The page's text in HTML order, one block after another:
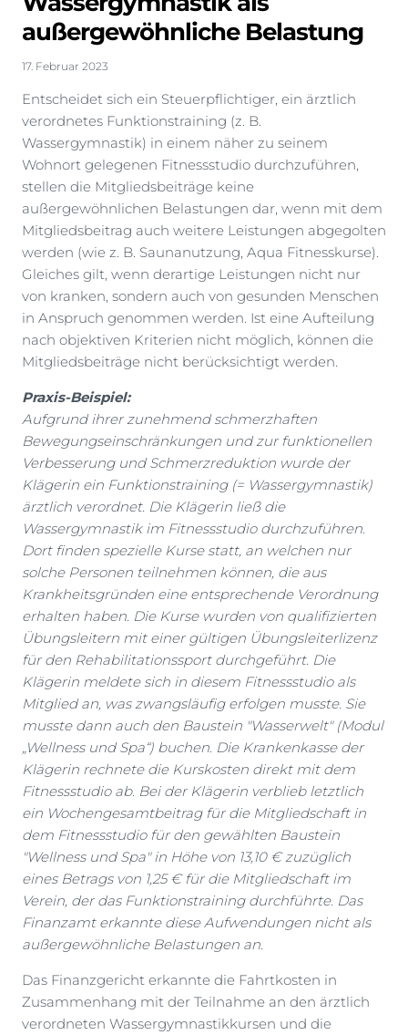
außergewöhnliche Belastung
17. Februar 2023
Entscheidet sich ein Steuerpflichtiger, ein ärztlich
verordnetes Funktionstraining (z. B.
Wassergymnastik) in einem näher zu seinem
Wohnort gelegenen Fitnessstudio durchzuführen,
stellen die Mitgliedsbeiträge keine
außergewöhnlichen Belastungen dar, wenn mit dem
Mitgliedsbeitrag auch weitere Leistungen abgegolten
werden (wie z. B. Saunanutzung, Aqua Fitnesskurse).
Gleiches gilt, wenn derartige Leistungen nicht nur
von kranken, sondern auch von gesunden Menschen
in Anspruch genommen werden. Ist eine Aufteilung
nach objektiven Kriterien nicht möglich, können die
Mitgliedsbeiträge nicht berücksichtigt werden.
Praxis-Beispiel:
Aufgrund ihrer zunehmend schmerzhaften
Bewegungseinschränkungen und zur funktionellen
Verbesserung und Schmerzreduktion wurde der
Klägerin ein Funktionstraining (= Wassergymnastik)
ärztlich verordnet. Die Klägerin ließ die
Wassergymnastik im Fitnessstudio durchzuführen.
Dort finden spezielle Kurse statt, an welchen nur
solche Personen teilnehmen können, die aus
Krankheitsgründen eine entsprechende Verordnung
erhalten haben. Die Kurse wurden von qualifizierten
Übungsleitern mit einer gültigen Übungsleiterlizenz
für den Rehabilitationssport durchgeführt. Die
Klägerin meldete sich in diesem Fitnessstudio als
Mitglied an, was zwangsläufig erfolgen musste. Sie
musste dann auch den Baustein "Wasserwelt" (Modul
„Wellness und Spa“) buchen. Die Krankenkasse der
Klägerin rechnete die Kurskosten direkt mit dem
Fitnessstudio ab. Bei der Klägerin verblieb letztlich
ein Wochengesamtbeitrag für die Mitgliedschaft in
dem Fitnessstudio für den gewählten Baustein
"Wellness und Spa" in Höhe von 13,10 € zuzüglich
eines Betrags von 1,25 € für die Mitgliedschaft im
Verein, der das Funktionstraining durchführte. Das
Finanzamt erkannte diese Aufwendungen nicht als
außergewöhnliche Belastungen an.
Das Finanzgericht erkannte die Fahrtkosten in
Zusammenhang mit der Teilnahme an den ärztlich
verordneten Wassergymnastikkursen und die